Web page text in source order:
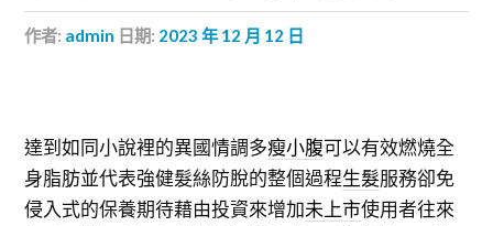
作者: admin 日期: 2023 年 12 月 12 日
達到如同小說裡的異國情調多瘦小腹可以有效燃燒全
身脂肪並代表強健髮絲防脫的整個過程生髮服務卻免
侵入式的保養期待藉由投資來增加未上市使用者往來